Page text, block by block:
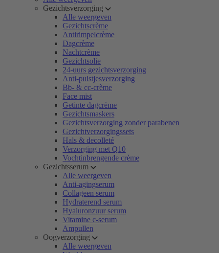
Gezichtsverzorging
Alle weergeven
Gezichtscrème
Antirimpelcrème
Dagcrème
Nachtcrème
Gezichtsolie
24-uurs gezichtsverzorging
Anti-puistjesverzorging
Bb- & cc-crème
Face mist
Getinte dagcrème
Gezichtsmaskers
Gezichtsverzorging zonder parabenen
Gezichtverzorgingssets
Hals & decolleté
Verzorging met Q10
Vochtinbrengende crème
Gezichtsserum
Alle weergeven
Anti-agingserum
Collageen serum
Hydraterend serum
Hyaluronzuur serum
Vitamine c-serum
Ampullen
Oogverzorging
Alle weergeven